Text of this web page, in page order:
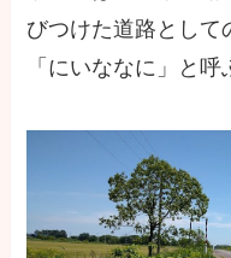
びつけた道路として
「にいななに」と呼